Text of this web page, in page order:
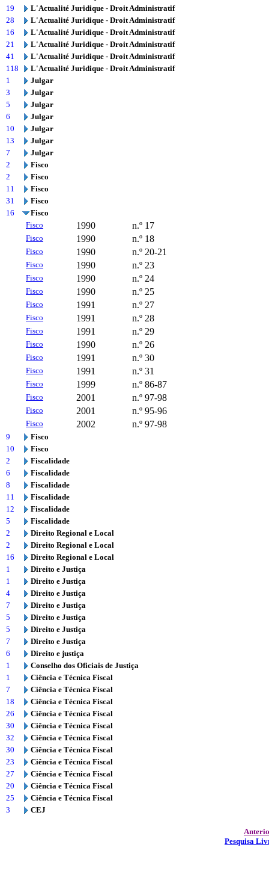
19
L'Actualité Juridique - Droit Administratif
28
L'Actualité Juridique - Droit Administratif
16
L'Actualité Juridique - Droit Administratif
21
L'Actualité Juridique - Droit Administratif
41
L'Actualité Juridique - Droit Administratif
118
L'Actualité Juridique - Droit Administratif
1
Julgar
3
Julgar
5
Julgar
6
Julgar
10
Julgar
13
Julgar
7
Julgar
2
Fisco
2
Fisco
11
Fisco
31
Fisco
16
Fisco
Fisco
1990 n.º 17
Fisco 1990 n.º 18
Fisco 1990 n.º 20-21
Fisco 1990 n.º 23
Fisco 1990 n.º 24
Fisco 1990 n.º 25
Fisco 1991 n.º 27
Fisco 1991 n.º 28
Fisco 1991 n.º 29
Fisco 1990 n.º 26
Fisco 1991 n.º 30
Fisco 1991 n.º 31
Fisco 1999 n.º 86-87
Fisco 2001 n.º 97-98
Fisco 2001 n.º 95-96
Fisco 2002 n.º 97-98
9
Fisco
10
Fisco
2
Fiscalidade
6
Fiscalidade
8
Fiscalidade
11
Fiscalidade
12
Fiscalidade
5
Fiscalidade
2
Direito Regional e Local
2
Direito Regional e Local
16
Direito Regional e Local
1
Direito e Justiça
1
Direito e Justiça
4
Direito e Justiça
7
Direito e Justiça
5
Direito e Justiça
5
Direito e Justiça
7
Direito e Justiça
6
Direito e justiça
1
Conselho dos Oficiais de Justiça
1
Ciência e Técnica Fiscal
7
Ciência e Técnica Fiscal
18
Ciência e Técnica Fiscal
26
Ciência e Técnica Fiscal
30
Ciência e Técnica Fiscal
32
Ciência e Técnica Fiscal
30
Ciência e Técnica Fiscal
23
Ciência e Técnica Fiscal
27
Ciência e Técnica Fiscal
20
Ciência e Técnica Fiscal
25
Ciência e Técnica Fiscal
3
CEJ
Pesquisa